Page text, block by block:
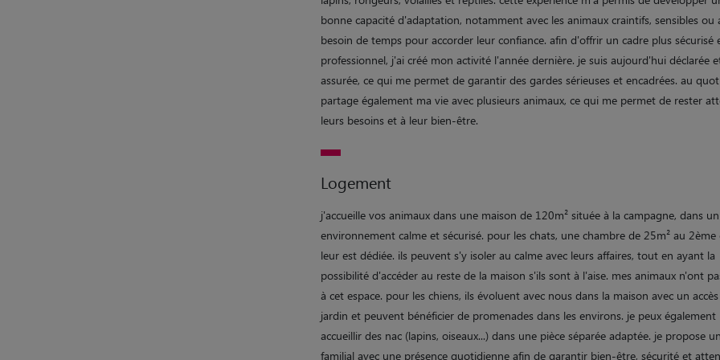
bonne capacité d'adaptation, notamment avec les animaux craintifs, sensibles ou
besoin de temps pour accorder leur confiance. afin d'offrir un cadre plus sécurisé
professionnel, j'ai créé mon activité l'année dernière. je suis aujourd'hui déclarée
assurée, ce qui me permet de garantir des gardes sérieuses et encadrées. au
partage également ma vie avec plusieurs animaux, ce qui me permet de rester
leurs besoins et à leur bien-être.
Logement
j'accueille vos animaux dans une maison de 120m² située à la campagne, dans un
environnement calme et sécurisé. pour les chats, une chambre de 25m² au 2ème
leur est dédiée. ils peuvent s'y isoler au calme avec leurs affaires, tout en ayant la
possibilité d'accéder au reste de la maison s'ils sont à l'aise. mes animaux n'ont
à cet espace. pour les chiens, ils évoluent avec nous dans la maison avec un
jardin et peuvent bénéficier de promenades dans les environs. je peux également
accueillir des nac (lapins, oiseaux...) dans une pièce séparée adaptée. je propose
familial avec une présence quotidienne afin de garantir bien-être, sécurité et